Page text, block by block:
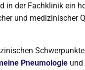
in der Fachklinik ein
und medizinischer
Pneumologie und